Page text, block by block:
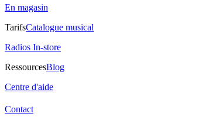
En magasin
TarifsCatalogue musical
Radios In-store
RessourcesBlog
Centre d'aide
Contact